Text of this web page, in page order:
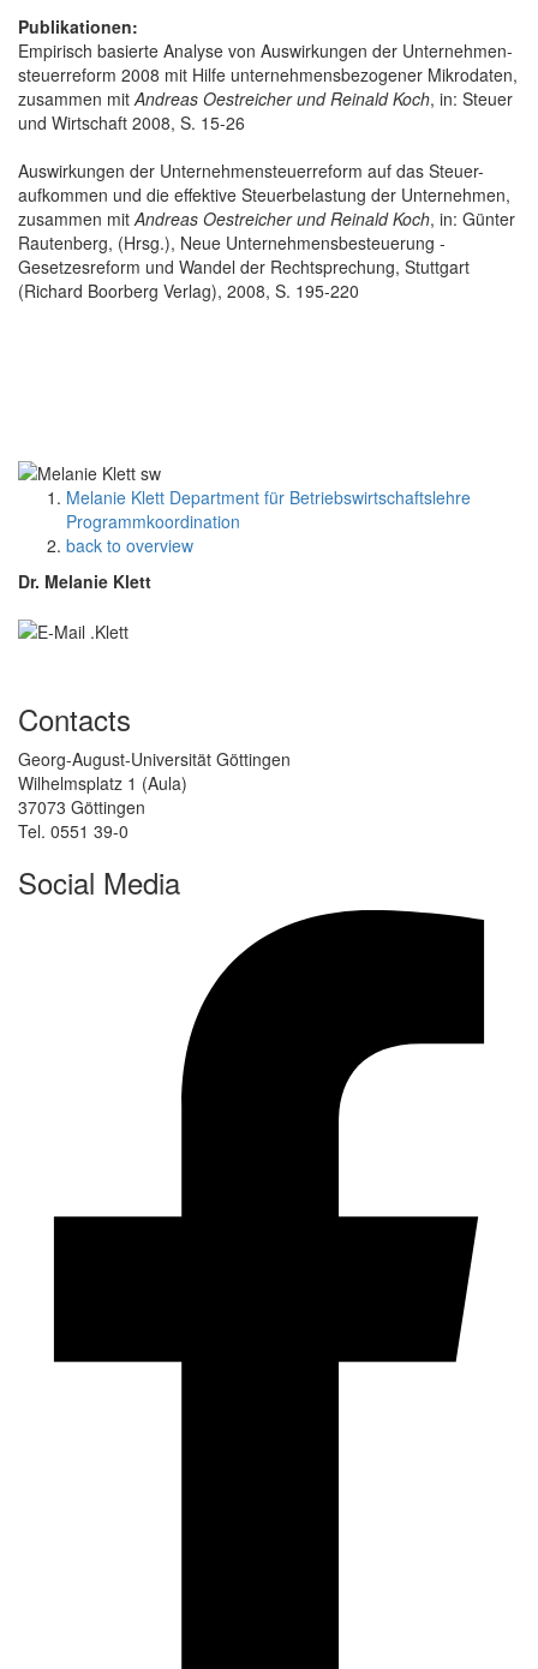
Publikationen:
Empirisch basierte Analyse von Auswirkungen der Unternehmen-
steuerreform 2008 mit Hilfe unternehmensbezogener Mikrodaten,
zusammen mit Andreas Oestreicher und Reinald Koch, in: Steuer
und Wirtschaft 2008, S. 15-26
Auswirkungen der Unternehmensteuerreform auf das Steuer-
aufkommen und die effektive Steuerbelastung der Unternehmen,
zusammen mit Andreas Oestreicher und Reinald Koch, in: Günter
Rautenberg, (Hrsg.), Neue Unternehmensbesteuerung -
Gesetzesreform und Wandel der Rechtsprechung, Stuttgart
(Richard Boorberg Verlag), 2008, S. 195-220
Melanie Klett Department für Betriebswirtschaftslehre
Programmkoordination
back to overview
Dr. Melanie Klett
Contacts
Georg-August-Universität Göttingen
Wilhelmsplatz 1 (Aula)
37073 Göttingen
Tel. 0551 39-0
Social Media